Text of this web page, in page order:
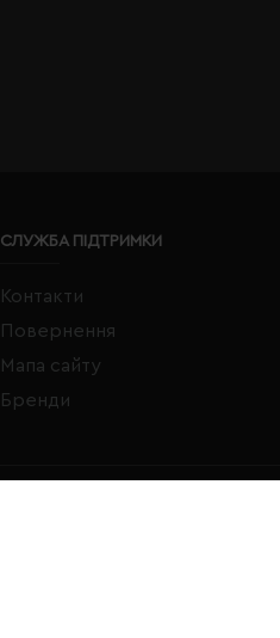
СЛУЖБА ПІДТРИМКИ
Контакти
Повернення
Мапа сайту
Бренди